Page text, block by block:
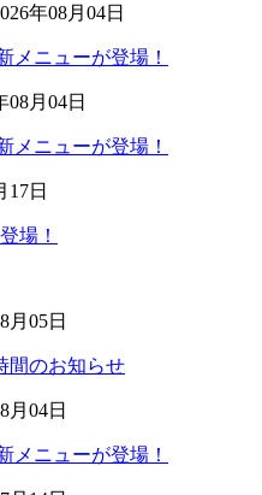
年08月04日
メニューが登場！
08月04日
メニューが登場！
17日
場！
月05日
間のお知らせ
月04日
メニューが登場！